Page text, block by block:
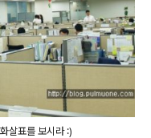
살표를 보시라 :)